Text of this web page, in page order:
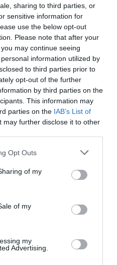
sharing to third parties, or
sensitive information for
use the below opt-out
Please note that after your
may continue seeing
information utilized by
to third parties prior to
opt-out of the further
by third parties on the
This information may
parties on the IAB’s List of
may further disclose it to other
Opt Outs
of my
of my
my
Advertising.
in Paris und hofft mit seinem festen
Stattdessen landet der
erhält er von Alice, die nach einem
Identitäten wächst eine fragile